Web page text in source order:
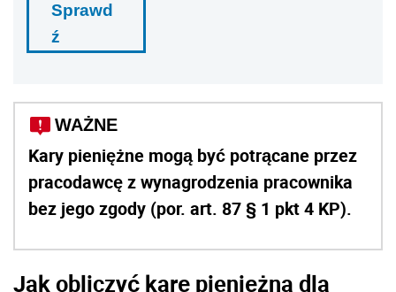
Sprawd
ź
WAŻNE
Kary pieniężne mogą być potrącane przez
pracodawcę z wynagrodzenia pracownika
bez jego zgody (por. art. 87 § 1 pkt 4 KP).
Jak obliczyć karę pieniężna dla